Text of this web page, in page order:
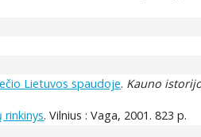
Lietuvos spaudoje. Kauno
. Vilnius : Vaga, 2001. 823 p.